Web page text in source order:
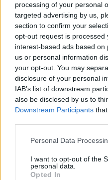
processing of your personal
targeted advertising by us,
section to confirm your
opt-out request is processed
interest-based ads based
us or personal information
your opt-out. You may
disclosure of your personal
IAB’s list of downstream
also be disclosed by us to
Downstream Participants
Please note that this
not limited to your visit or
grant or deny consent to
Personal Data
I want to opt-out of the
personal data.
Opted In
Ζήτησε απεξάρτηση
δίωξης υπουργών από
πλειοψηφία, αλλαγή
ηγεσίας της
ανεξάρτητων αρχών
δικαιώματος των
ενημερώνουν τη
Υγείας, της δημόσιας
συλλογικών
δικαιωμάτων και της